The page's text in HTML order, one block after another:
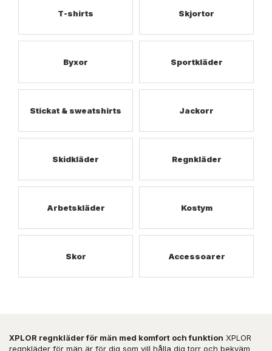
T-shirts Skjortor
Byxor Sportkläder
Stickat & sweatshirts Jackorr
Skidkläder Regnkläder
Arbetskläder Kostym
Skor Accessoarer
XPLOR regnkläder för män med komfort och funktion XPLOR
regnkläder för män är för dig som vill hålla dig torr och bekväm